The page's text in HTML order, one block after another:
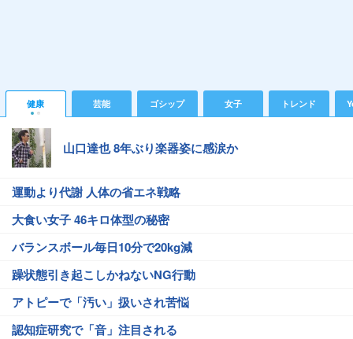
健康 芸能 ゴシップ 女子 トレンド
山口達也 8年ぶり楽器姿に感涙か
運動より代謝 人体の省エネ戦略
大食い女子 46キロ体型の秘密
バランスボール毎日10分で20kg減
躁状態引き起こしかねないNG行動
アトピーで「汚い」扱いされ苦悩
認知症研究で「音」注目される